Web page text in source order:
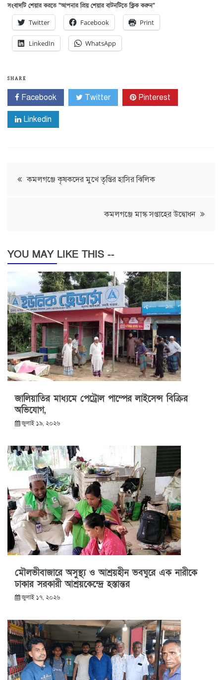
সংবাদটি শেয়ার করতে “আপনার প্রিয় শেয়ার বাটনটিতে ক্লিক করুন”
Twitter Facebook Print
LinkedIn WhatsApp
SHARE
Facebook Twitter Pinterest
Linkedin
Post
কমলগঞ্জে কৃষকদের মুখে তৃপ্তির হাসির ঝিলিক
কমলগঞ্জে মাস্ক সপ্তাহের উদ্বোধন
YOU MAY LIKE THIS --
জালিয়াতির মাধ্যমে পেট্রোল পাম্পের লাইসেন্স বিক্রির
অভিযোগ,
জুলাই ১৯, ২০২৬
মৌলভীবাজারে অসুস্থ্য ও আশ্রয়হীন ভবঘুরে এক নারীকে
ঢাকার সরকারী আশ্রয়কেন্দ্রে হস্তান্তর
জুলাই ১৭, ২০২৬